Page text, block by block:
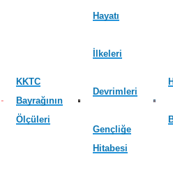
KKTC
Bayrağının
Ölçüleri
Hayatı
İlkeleri
Devrimleri
Gençliğe
Hitabesi